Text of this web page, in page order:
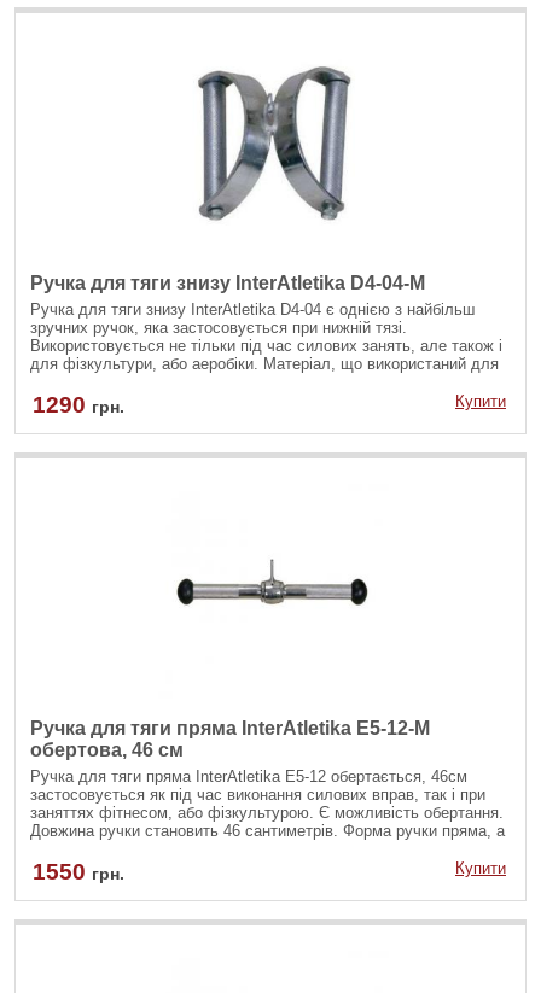
Ручка для тяги знизу InterAtletika D4-04-M
Ручка для тяги знизу InterAtletika D4-04 є однією з найбільш
зручних ручок, яка застосовується при нижній тязі.
Використовується не тільки під час силових занять, але також і
для фізкультури, або аеробіки. Матеріал, що використаний для
1290 грн. Купити
Ручка для тяги пряма InterAtletika E5-12-M
обертова, 46 см
Ручка для тяги пряма InterAtletika Е5-12 обертається, 46см
застосовується як під час виконання силових вправ, так і при
заняттях фітнесом, або фізкультурою. Є можливість обертання.
Довжина ручки становить 46 сантиметрів. Форма ручки пряма, а
руки.
1550 грн. Купити